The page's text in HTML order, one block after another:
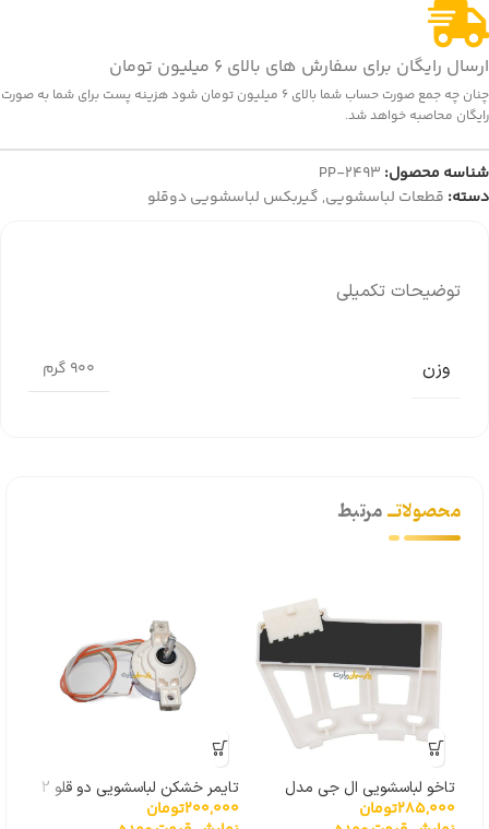
ارسال رایگان برای سفارش های بالای 6 میلیون تومان
چنان چه جمع صورت حساب شما بالای 6 میلیون تومان شود هزینه پست برای شما به صورت
رایگان محاصبه خواهد شد.
شناسه محصول: PP-2493
دسته: قطعات لباسشویی, گیربکس لباسشویی دوقلو
توضیحات تکمیلی
وزن 900 گرم
محصولاتــمرتبط
تاخو لباسشویی ال جی مدل
گیربکسی 6501KW2001A
285,000تومان
تایمر خشکن لباسشویی دو قلو 2
سیم
200,000تومان